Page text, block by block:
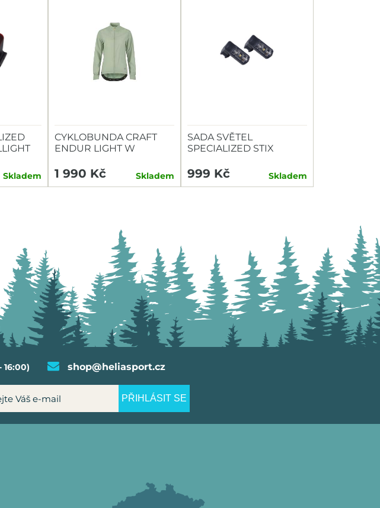
Skladem
CYKLOBUNDA CRAFT
ENDUR LIGHT W
1 990 Kč Skladem
SADA SVĚTEL
SPECIALIZED STIX
999 Kč Skladem
16:00) shop@heliasport.cz
PŘIHLÁSIT SE